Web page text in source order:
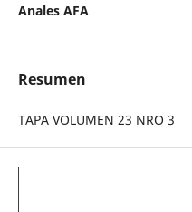
Anales AFA
Resumen
TAPA VOLUMEN 23 NRO 3